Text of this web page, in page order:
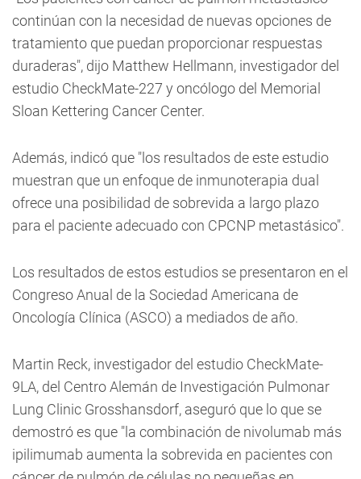
continúan con la necesidad de nuevas opciones de
tratamiento que puedan proporcionar respuestas
duraderas", dijo Matthew Hellmann, investigador del
estudio CheckMate-227 y oncólogo del Memorial
Sloan Kettering Cancer Center.
Además, indicó que "los resultados de este estudio
muestran que un enfoque de inmunoterapia dual
ofrece una posibilidad de sobrevida a largo plazo
para el paciente adecuado con CPCNP metastásico".
Los resultados de estos estudios se presentaron en el
Congreso Anual de la Sociedad Americana de
Oncología Clínica (ASCO) a mediados de año.
Martin Reck, investigador del estudio CheckMate-
9LA, del Centro Alemán de Investigación Pulmonar
Lung Clinic Grosshansdorf, aseguró que lo que se
demostró es que "la combinación de nivolumab más
ipilimumab aumenta la sobrevida en pacientes con